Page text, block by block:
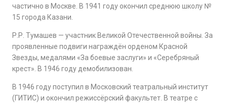
частично в Москве. В 1941 году окончил среднюю школу №
15 города Казани.
Р.Р. Тумашев — участник Великой Отечественной войны. За
проявленные подвиги награждён орденом Красной
Звезды, медалями «За боевые заслуги» и «Серебряный
крест». В 1946 году демобилизован.
В 1946 году поступил в Московский театральный институт
(ГИТИС) и окончил режиссёрский факультет. В театре с